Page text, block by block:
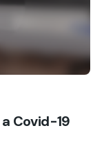
Covid-19